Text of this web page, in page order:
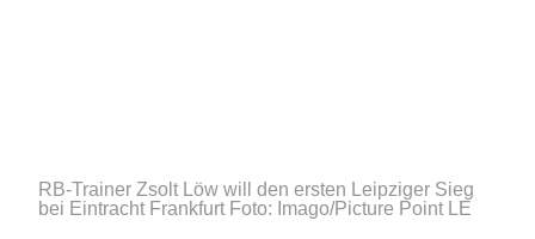
RB-Trainer Zsolt Löw will den ersten Leipziger Sieg
bei Eintracht Frankfurt Foto: Imago/Picture Point LE